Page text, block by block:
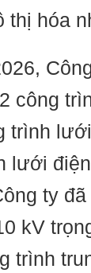
thị hóa
công
trình
lưới
ty
kV
trình